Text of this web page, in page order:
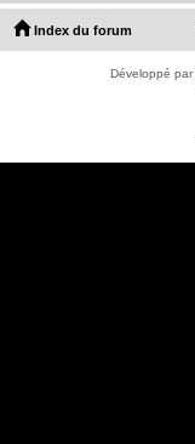
Index du forum
Développé par